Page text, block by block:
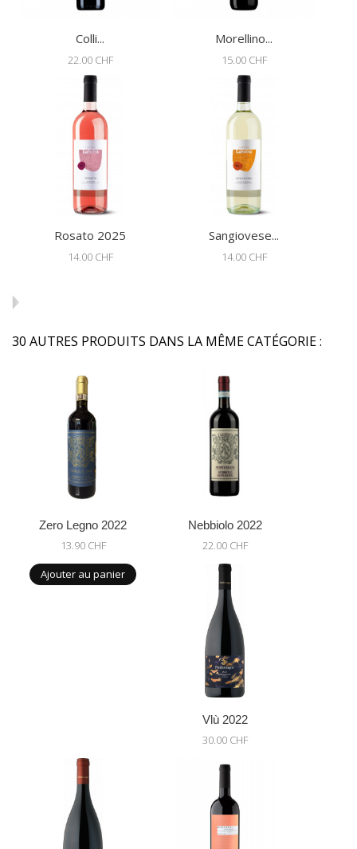
Colli...
22.00 CHF
Morellino...
15.00 CHF
Rosato 2025
14.00 CHF
Sangiovese...
14.00 CHF
30 AUTRES PRODUITS DANS LA MÊME CATÉGORIE :
Zero Legno 2022
13.90 CHF
Ajouter au panier
Nebbiolo 2022
22.00 CHF
Vlù 2022
30.00 CHF